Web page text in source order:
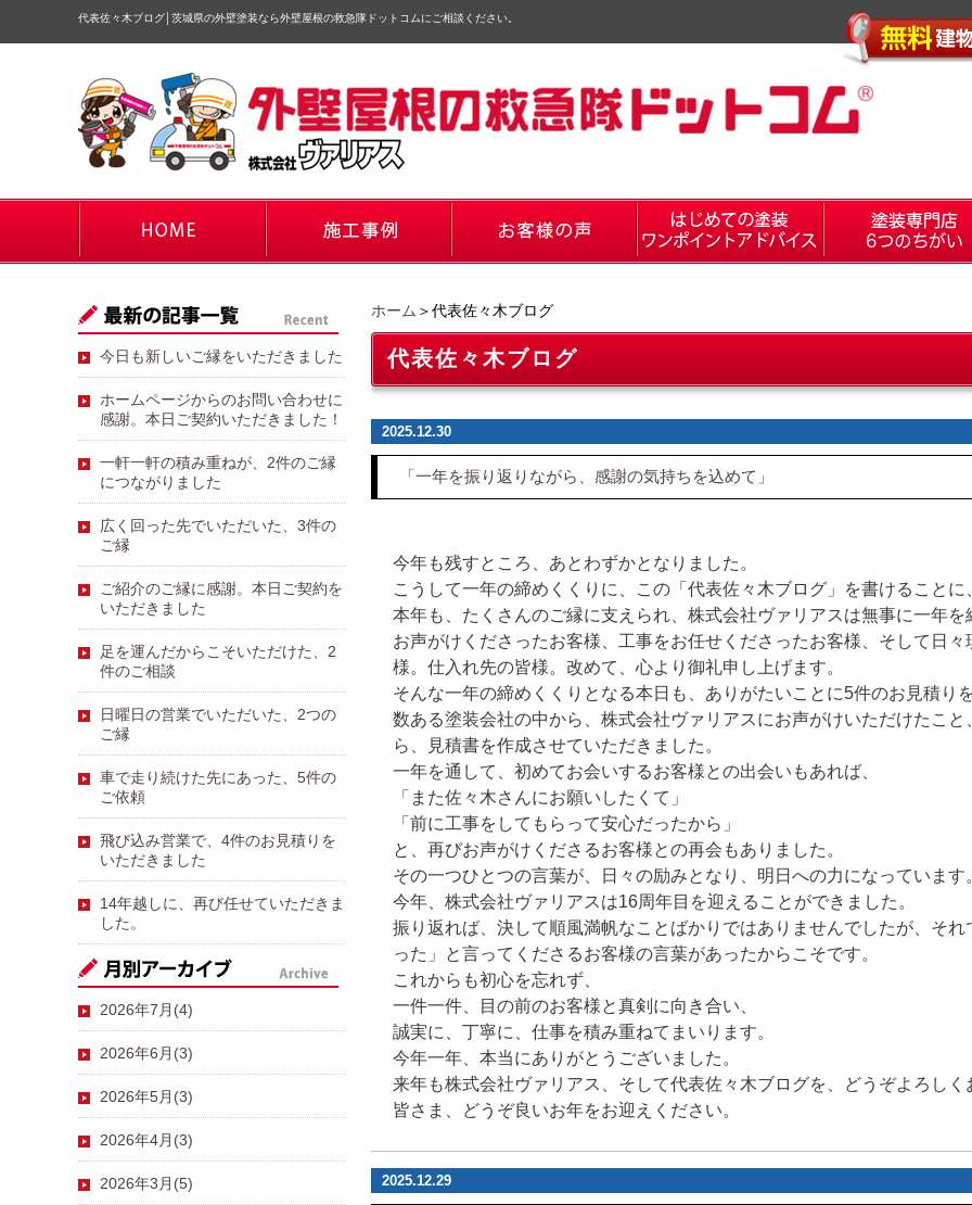
代表佐々木ブログ 茨城県の外壁塗装なら外壁屋根の救急隊ドットコムにご相談ください。
ホーム ＞代表佐々木ブログ
代表佐々木ブログ
2025.12.30
「一年を振り返りながら、感謝の気持ちを込めて」
今年も残すところ、あとわずかとなりました。
こうして一年の締めくくりに、この「代表佐々木ブログ」を書けること
本年も、たくさんのご縁に支えられ、株式会社ヴァリアスは無事に一年を
お声がけくださったお客様、工事をお任せくださったお客様、そして日
様。仕入れ先の皆様。改めて、心より御礼申し上げます。
そんな一年の締めくくりとなる本日も、ありがたいことに5件のお見積り
数ある塗装会社の中から、株式会社ヴァリアスにお声がけいただけたこ
ら、見積書を作成させていただきました。
一年を通して、初めてお会いするお客様との出会いもあれば、
「また佐々木さんにお願いしたくて」
「前に工事をしてもらって安心だったから」
と、再びお声がけくださるお客様との再会もありました。
その一つひとつの言葉が、日々の励みとなり、明日への力になっています
今年、株式会社ヴァリアスは16周年目 を迎えることができました。
振り返れば、決して順風満帆なことばかりではありませんでしたが、そ
った」と言ってくださるお客様の言葉があったからこそです。
これからも初心を忘れず、
一件一件、目の前のお客様と真剣に向き合い、
誠実に、丁寧に、仕事を積み重ねてまいります。
今年一年、本当にありがとうございました。
来年も株式会社ヴァリアス、そして代表佐々木ブログを、どうぞよろしく
皆さま、どうぞ良いお年をお迎えください。
2025.12.29
今日も新しいご縁をいただきました
ホームページからのお問い合わせに
感謝。本日ご契約いただきました！
一軒一軒の積み重ねが、2件のご縁
につながりました
広く回った先でいただいた、3件の
ご縁
ご紹介のご縁に感謝。本日ご契約を
いただきました
足を運んだからこそいただけた、2
件のご相談
日曜日の営業でいただいた、2つの
ご縁
車で走り続けた先にあった、5件の
ご依頼
飛び込み営業で、4件のお見積りを
いただきました
14年越しに、再び任せていただきま
した。
2026年7月(4)
2026年6月(3)
2026年5月(3)
2026年4月(3)
2026年3月(5)